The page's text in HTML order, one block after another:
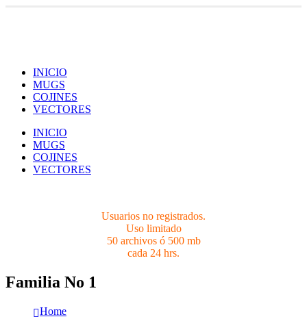
INICIO
MUGS
COJINES
VECTORES
INICIO
MUGS
COJINES
VECTORES
Usuarios no registrados.
Uso limitado
50 archivos ó 500 mb
cada 24 hrs.
Familia No 1
Home